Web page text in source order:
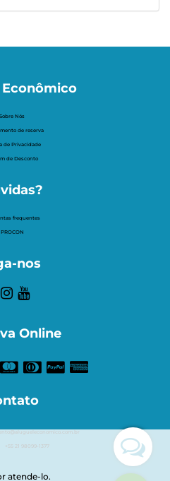
Sobre Nós
de reserva
de Privacidade
de Desconto
frequentes
PROCON
nos
Online
+55 21 98099-1377
atende-lo.